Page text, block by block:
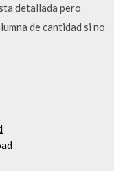
detallada pero
de cantidad si no